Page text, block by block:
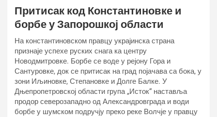
Притисак код Константиновке и
борбе у Запорошкој области
На константиновском правцу украјинска страна
признаје успехе руских снага ка центру
Новодмитровке. Борбе се воде у рејону Гора и
Сантуровке, док се притисак на град појачава са бока, у
зони Иљиновке, Степановке и Долге Балке. У
Дњепропетровској области група „Исток“ наставља
продор северозападно од Александровграда и води
борбе у шумском подручју преко реке Волчје у правцу